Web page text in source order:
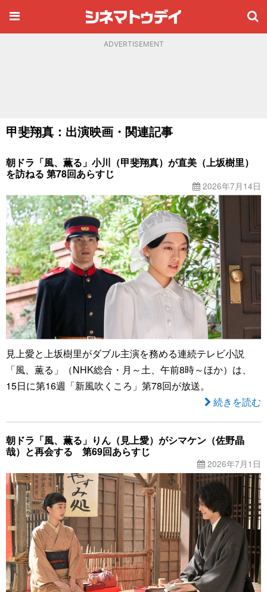
ADVERTISEMENT
甲斐翔真：出演映画・関連記事
朝ドラ「風、薫る」小川（甲斐翔真）が直美（上坂樹里）
を訪ねる 第78回あらすじ
2026年7月14日
見上愛と上坂樹里がダブル主演を務める連続テレビ小説
「風、薫る」（NHK総合・月～土、午前8時～ほか）は、
15日に第16週「新風吹くころ」第78回が放送。
続きを読む
朝ドラ「風、薫る」りん（見上愛）がシマケン（佐野晶
哉）と再会する 第69回あらすじ
2026年7月1日